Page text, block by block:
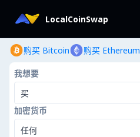
LocalCoinSwap
购买 Bitcoin 购买 Ethereum
我想要
买
加密货币
任何